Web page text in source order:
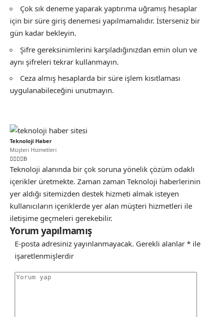
Çok sık deneme yaparak yaptırıma uğramış hesaplar
için bir süre giriş denemesi yapılmamalıdır. İsterseniz bir
gün kadar bekleyin.
Şifre gereksinimlerini karşıladığınızdan emin olun ve
aynı şifreleri tekrar kullanmayın.
Ceza almış hesaplarda bir süre işlem kısıtlaması
uygulanabileceğini unutmayın.
Teknoloji Haber
Müşteri Hizmetleri
Teknoloji alanında bir çok soruna yönelik çözüm odaklı
içerikler üretmekte. Zaman zaman Teknoloji haberlerinin
yer aldığı sitemizden destek hizmeti almak isteyen
kullanıcıların içeriklerde yer alan müşteri hizmetleri ile
iletişime geçmeleri gerekebilir.
Yorum yapılmamış
E-posta adresiniz yayınlanmayacak. Gerekli alanlar * ile
işaretlenmişlerdir